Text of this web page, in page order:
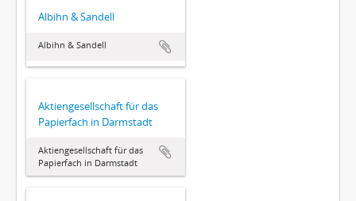
Albihn & Sandell
Albihn & Sandell
Aktiengesellschaft für das
Papierfach in Darmstadt
Aktiengesellschaft für das
Papierfach in Darmstadt